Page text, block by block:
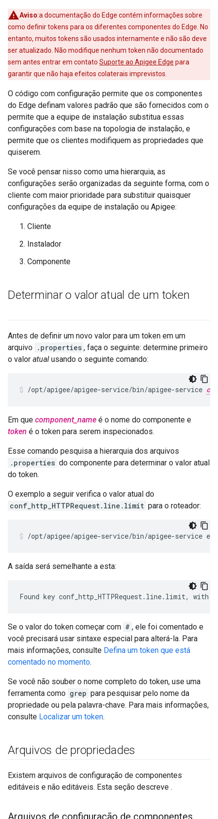
Aviso:a documentação do Edge contém informações sobre
como definir tokens para os diferentes componentes do Edge. No
entanto, muitos tokens são usados internamente e não são deve
ser atualizado. Não modifique nenhum token não documentado
sem antes entrar em contato Suporte ao Apigee Edge para
garantir que não haja efeitos colaterais imprevistos.
O código com configuração permite que os componentes
do Edge definam valores padrão que são fornecidos com o
permite que a equipe de instalação substitua essas
configurações com base na topologia de instalação, e
permite que os clientes modifiquem as propriedades que
quiserem.
Se você pensar nisso como uma hierarquia, as
configurações serão organizadas da seguinte forma, com o
cliente com maior prioridade para substituir quaisquer
configurações da equipe de instalação ou Apigee:
Cliente
Instalador
Componente
Determinar o valor atual de um token
Antes de definir um novo valor para um token em um
arquivo .properties , faça o seguinte: determine primeiro
o valor atual usando o seguinte comando:
/opt/apigee/apigee-service/bin/apigee-service
Em que component_name é o nome do componente e
token é o token para serem inspecionados.
Esse comando pesquisa a hierarquia dos arquivos
.properties do componente para determinar o valor atual
do token.
O exemplo a seguir verifica o valor atual do
conf_http_HTTPRequest.line.limit para o roteador:
/opt/apigee/apigee-service/bin/apigee-service
A saída será semelhante a esta:
Found key conf_http_HTTPRequest.line.limit,
Se o valor do token começar com # , ele foi comentado e
você precisará usar sintaxe especial para alterá-la. Para
mais informações, consulte Defina um token que está
comentado no momento.
Se você não souber o nome completo do token, use uma
ferramenta como grep para pesquisar pelo nome da
propriedade ou pela palavra-chave. Para mais informações,
consulte Localizar um token.
Arquivos de propriedades
Existem arquivos de configuração de componentes
editáveis e não editáveis. Esta seção descreve .
Arquivos de configuração de componentes